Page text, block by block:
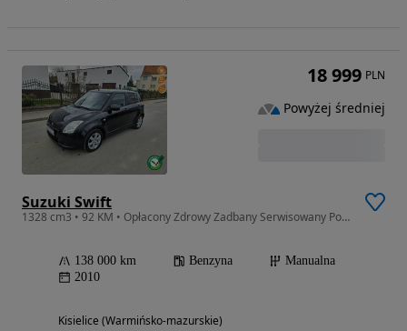
Suzuki Swift
1328 cm3 • 92 KM • Opłacony Zdrowy Zadbany Serwisowany Po Serwisie 1 Wł
138 000 km Benzyna
Manualna
2010
Kisielice (Warmińsko-mazurskie)
18 999 PLN
Powyżej średniej